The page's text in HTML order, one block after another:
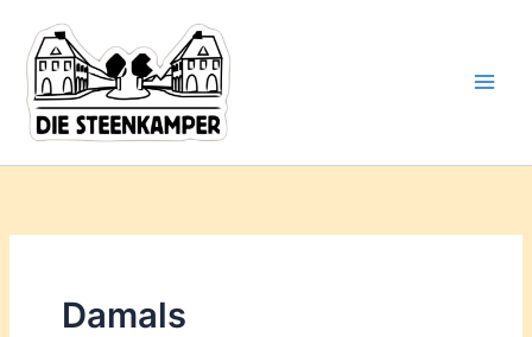
Inhalt
springen
Damals
deine
Mail-
Adresse
ein ...